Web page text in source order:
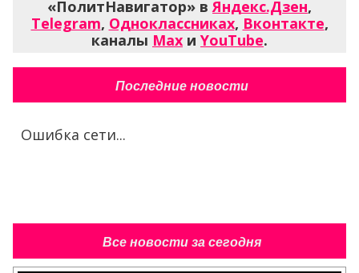
«ПолитНавигатор» вЯндекс.Дзен,
Telegram, Одноклассниках, Вконтакте,
каналы Max и YouTube.
Последние новости
Ошибка сети...
Все новости за сегодня